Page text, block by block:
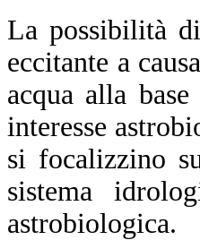
La possibilità
eccitante a
acqua alla
interesse
si focalizzino
sistema
astrobiologica.